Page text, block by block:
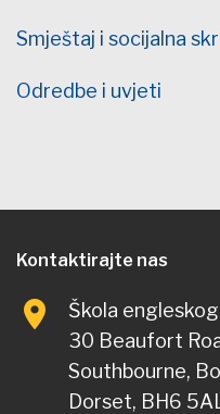
Smještaj i socijalna
Odredbe i uvjeti
Kontaktirajte nas
Škola
30 Beaufort
Southbourne,
Dorset, BH6